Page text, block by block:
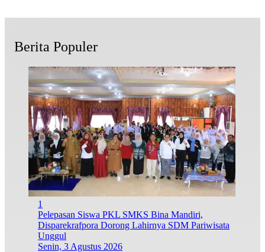
Berita Populer
1
Pelepasan Siswa PKL SMKS Bina Mandiri,
Disparekrafpora Dorong Lahirnya SDM Pariwisata
Unggul
Senin, 3 Agustus 2026